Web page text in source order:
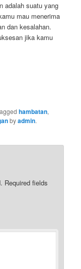
adalah suatu yang
mau menerima
dan kesalahan.
jika kamu
hambatan,
byadmin.
Required fields